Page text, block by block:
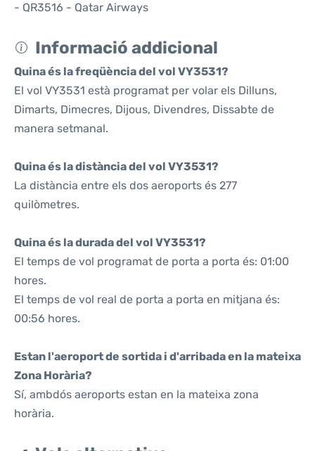
- QR3516 - Qatar Airways
Informació addicional
Quina és la freqüència del vol VY3531?
El vol VY3531 està programat per volar els Dilluns,
Dimarts, Dimecres, Dijous, Divendres, Dissabte de
manera setmanal.
Quina és la distància del vol VY3531?
La distància entre els dos aeroports és 277
quilòmetres.
Quina és la durada del vol VY3531?
El temps de vol programat de porta a porta és: 01:00
hores.
El temps de vol real de porta a porta en mitjana és:
00:56 hores.
Estan l'aeroport de sortida i d'arribada en la mateixa
Zona Horària?
Sí, ambdós aeroports estan en la mateixa zona
horària.